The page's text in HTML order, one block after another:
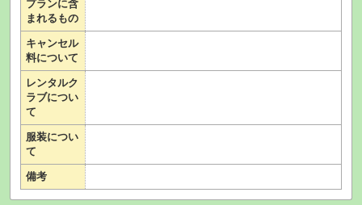
プランに含
まれるもの
キャンセル
料について
レンタルク
ラブについ
て
服装につい
て
備考